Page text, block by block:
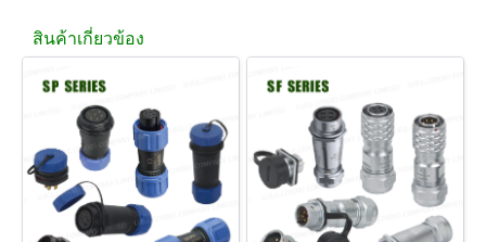
สินค้าเกี่ยวข้อง